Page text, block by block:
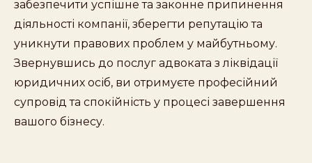
забезпечити успішне та законне припинення
діяльності компанії, зберегти репутацію та
уникнути правових проблем у майбутньому.
Звернувшись до послуг адвоката з ліквідації
юридичних осіб, ви отримуєте професійний
супровід та спокійність у процесі завершення
вашого бізнесу.